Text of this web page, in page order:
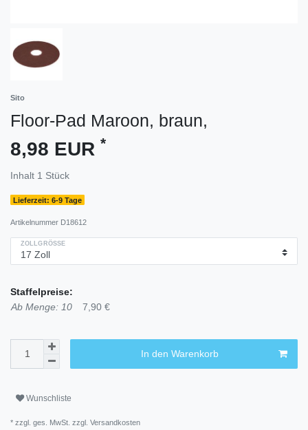
Sito
Floor-Pad Maroon, braun,
8,98 EUR *
Inhalt 1 Stück
Lieferzeit: 6-9 Tage
Artikelnummer D18612
ZOLLGRÖSSE
Staffelpreise:
Ab Menge: 10
7,90 €
In den Warenkorb
Wunschliste
* zzgl. ges. MwSt. zzgl. Versandkosten